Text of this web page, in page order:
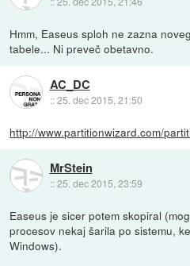
Hmm, Easeus sploh ne zazna
tabele... Ni preveč obetavno.
AC_DC
::25. dec 2015, 21:50
http://www.partitionwizard.com/
MrStein
::25. dec 2015, 23:59
Easeus je sicer potem skopiral
procesov nekaj šarila po sistemu,
Windows).